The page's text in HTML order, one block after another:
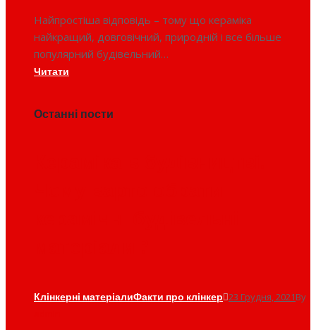
Найпростіша відповідь – тому що кераміка
найкращий, довговічний, природній і все більше
популярний будівельний…
Читати
Останні пости
Клінкерні матеріалиФакти про клінкер 23 Грудня, 2021By